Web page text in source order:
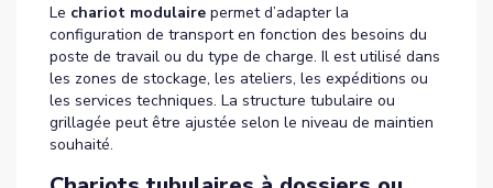
Le chariot modulaire permet d’adapter la
configuration de transport en fonction des besoins du
poste de travail ou du type de charge. Il est utilisé dans
les zones de stockage, les ateliers, les expéditions ou
les services techniques. La structure tubulaire ou
grillagée peut être ajustée selon le niveau de maintien
souhaité.